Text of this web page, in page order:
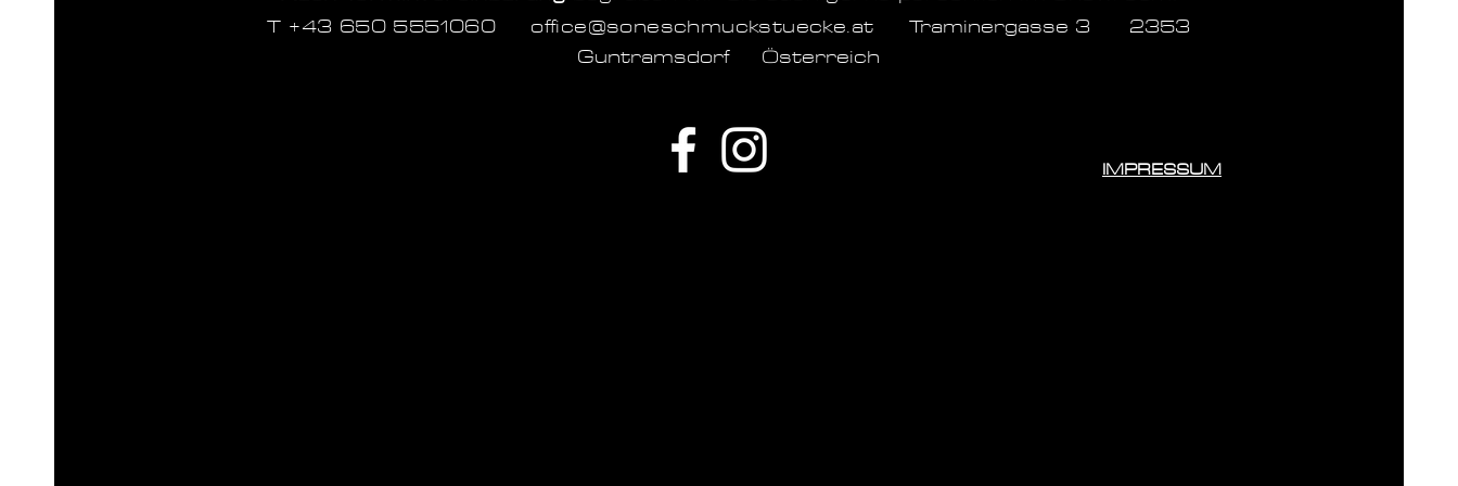
T ‭+43 650 5551060 office@soneschmuckstuecke.at
Traminergasse 3 2353
Guntramsdorf Österreich
IMPRESSUM